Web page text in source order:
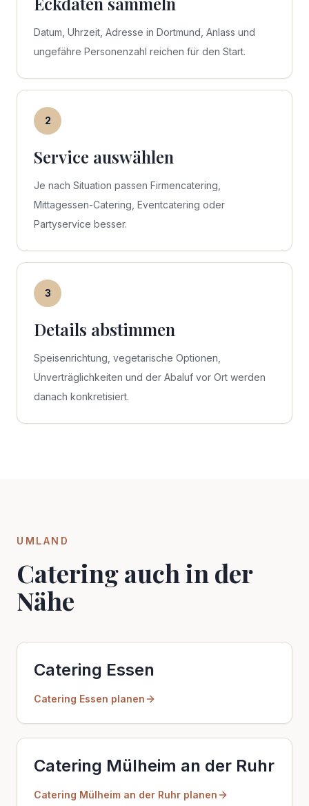
Datum, Uhrzeit, Adresse in Dortmund, Anlass und
ungefähre Personenzahl reichen für den Start.
2
Service auswählen
Je nach Situation passen Firmencatering,
Mittagessen-Catering, Eventcatering oder
Partyservice besser.
3
Details abstimmen
Speisenrichtung, vegetarische Optionen,
Unverträglichkeiten und der Abaluf vor Ort werden
danach konkretisiert.
UMLAND
Catering auch in der
Nähe
Catering Essen
Catering Essen planen
Catering Mülheim an der Ruhr
Catering Mülheim an der Ruhr planen